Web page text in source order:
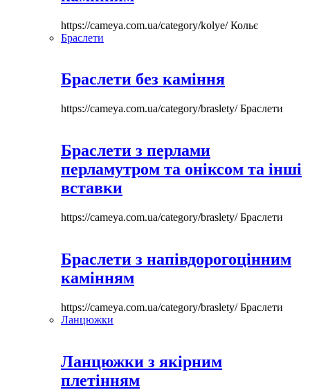
https://cameya.com.ua/category/kolye/Кольє
Браслети
Браслети без каміння
https://cameya.com.ua/category/braslety/Браслети
Браслети з перлами
перламутром та оніксом та інші
вставки
https://cameya.com.ua/category/braslety/Браслети
Браслети з напівдорогоцінним
камінням
https://cameya.com.ua/category/braslety/Браслети
Ланцюжки
Ланцюжки з якірним
плетінням